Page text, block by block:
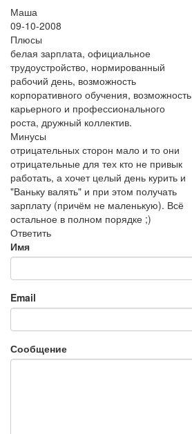
Маша
09-10-2008
Плюсы
белая зарплата, официальное
трудоустройство, нормированный
рабочий день, возможность
корпоративного обучения, возможность
карьерного и профессионального
роста, дружный коллектив.
Минусы
отрицательных сторон мало и то они
отрицательные для тех кто не привык
работать, а хочет целый день курить и
"Ваньку валять" и при этом получать
зарплату (причём не маленькую). Всё
остальное в полном порядке ;)
Ответить
Имя
Email
Сообщение